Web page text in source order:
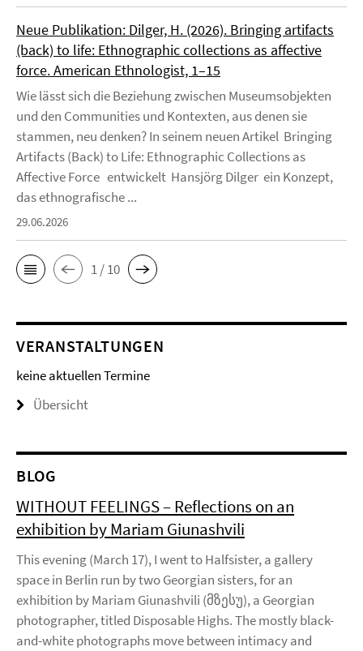
Neue Publikation: Dilger, H. (2026). Bringing artifacts
(back) to life: Ethnographic collections as affective
force. American Ethnologist, 1–15
Wie lässt sich die Beziehung zwischen Museumsobjekten
und den Communities und Kontexten, aus denen sie
stammen, neu denken? In seinem neuen Artikel Bringing
Artifacts (Back) to Life: Ethnographic Collections as
Affective Force entwickelt Hansjörg Dilger ein Konzept,
das ethnografische ...
29.06.2026
1 / 10
VERANSTALTUNGEN
keine aktuellen Termine
Übersicht
BLOG
WITHOUT FEELINGS – Reflections on an
exhibition by Mariam Giunashvili
This evening (March 17), I went to Halfsister, a gallery
space in Berlin run by two Georgian sisters, for an
exhibition by Mariam Giunashvili (მზესუ), a Georgian
photographer, titled Disposable Highs. The mostly black-
and-white photographs move between intimacy and